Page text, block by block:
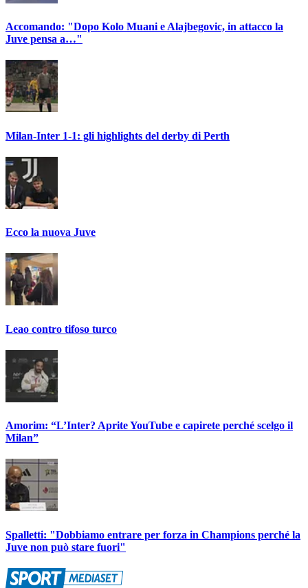
Accomando: "Dopo Kolo Muani e Alajbegovic, in attacco la
Juve pensa a…"
Milan-Inter 1-1: gli highlights del derby di Perth
Ecco la nuova Juve
Leao contro tifoso turco
Amorim: “L’Inter? Aprite YouTube e capirete perché scelgo il
Milan”
Spalletti: "Dobbiamo entrare per forza in Champions perché la
Juve non può stare fuori"